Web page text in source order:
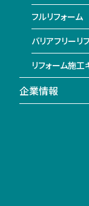
フルリフォーム
バリアフリーリ
リフォーム施工
企業情報